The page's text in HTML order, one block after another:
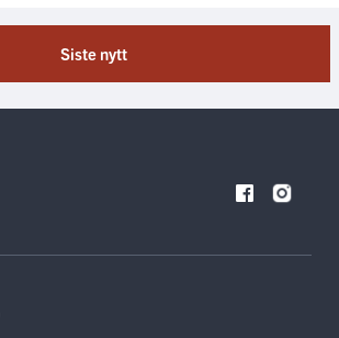
Siste nytt